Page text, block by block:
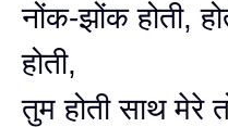
नोंक-झोंक होती,
होती,
तुम होती साथ मेरे